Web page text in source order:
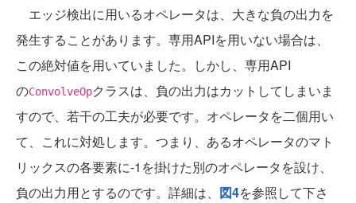
エッジ検出に用いるオペレータは、大きな負の出力を
発生することがあります。専用APIを用いない場合は、
この絶対値を用いていました。しかし、専用API
のConvolveOpクラスは、負の出力はカットしてしまいま
すので、若干の工夫が必要です。オペレータを二個用い
て、これに対処します。つまり、あるオペレータのマト
リックスの各要素に-1を掛けた別のオペレータを設け、
負の出力用とするのです。詳細は、 図4を参照して下さ